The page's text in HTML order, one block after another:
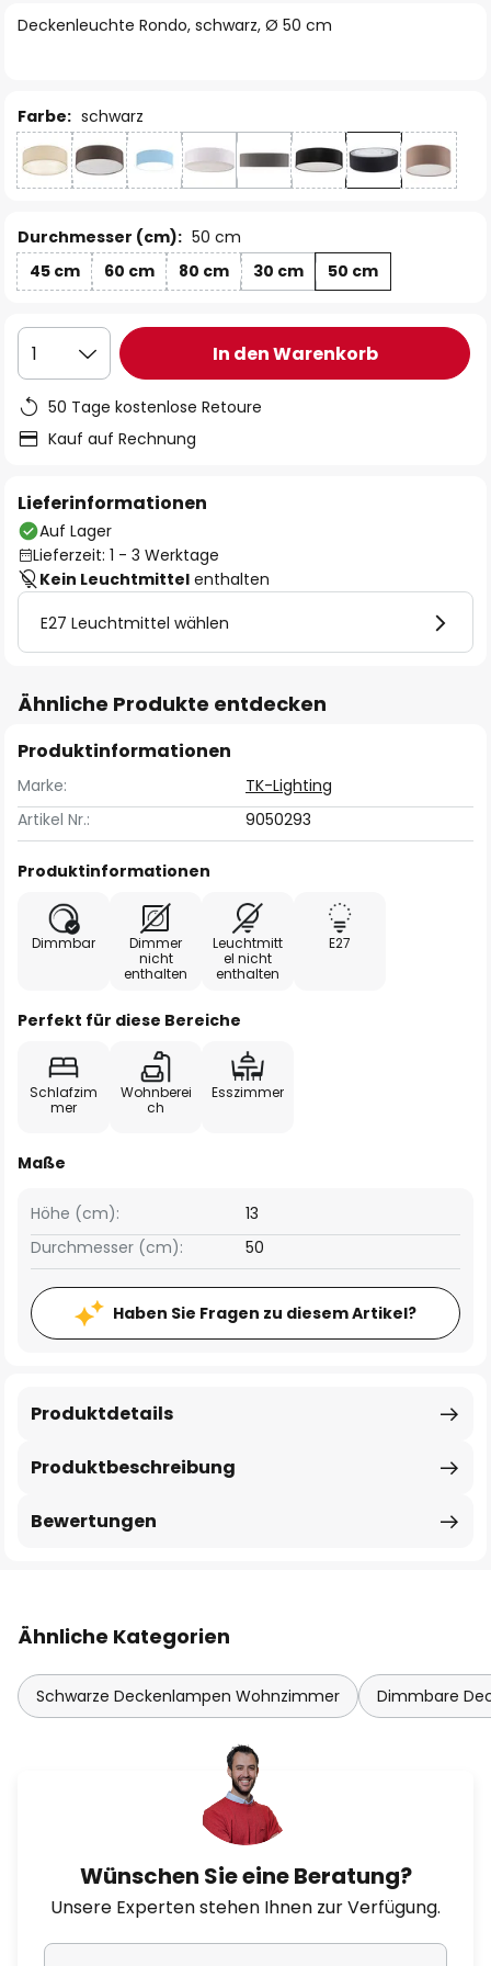
Deckenleuchte Rondo, schwarz, Ø 50 cm
Farbe: schwarz
Durchmesser (cm): 50 cm
45 cm
60 cm 80 cm 30 cm 50 cm
1 In den Warenkorb
50 Tage kostenlose Retoure
Kauf auf Rechnung
Lieferinformationen
Auf Lager
Lieferzeit: 1 - 3 Werktage
Kein Leuchtmittel enthalten
E27 Leuchtmittel wählen
Ähnliche Produkte entdecken
Produktinformationen
Marke:
TK-Lighting
Artikel Nr.:
9050293
Produktinformationen
Dimmbar
Dimmer
nicht
enthalten
Leuchtmitt
el nicht
enthalten
E27
Perfekt für diese Bereiche
Schlafzim
mer
Wohnberei
ch
Esszimmer
Maße
Höhe (cm):
13
Durchmesser (cm):
50
Haben Sie Fragen zu diesem Artikel?
Produktbeschreibung
Produktdetails
Bewertungen
Ähnliche Kategorien
Schwarze Deckenlampen Wohnzimmer Dimmbare
Wünschen Sie eine Beratung?
Unsere Experten stehen Ihnen zur Verfügung.